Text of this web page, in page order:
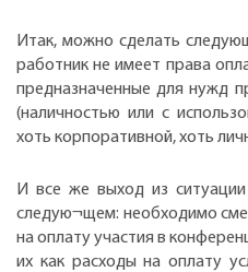
Итак, можно сделать
работник не имеет права
предназначенные для нужд
(наличностью или с
хоть корпоративной, хоть
И все же выход из
следую¬щем: необходимо
на оплату участия в
их как расходы на оплату